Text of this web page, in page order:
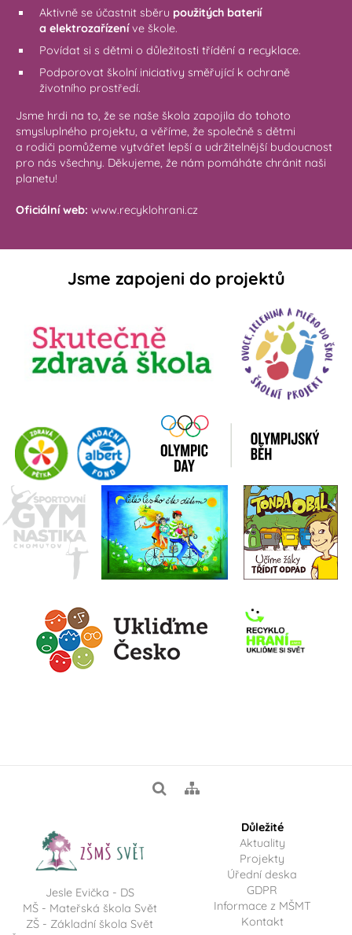
Aktivně se účastnit sběru použitých baterií
a elektrozařízeníve škole.
Povídat si s dětmi o důležitosti třídění a recyklace.
Podporovat školní iniciativy směřující k ochraně
životního prostředí.
Jsme hrdi na to, že se naše škola zapojila do tohoto
smysluplného projektu, a věříme, že společně s dětmi
a rodiči pomůžeme vytvářet lepší a udržitelnější budoucnost
pro nás všechny. Děkujeme, že nám pomáháte chránit naši
planetu!
Oficiální web: www.recyklohrani.cz
Jsme zapojeni do projektů
Jesle Evička - DS
MŠ - Mateřská škola Svět
ZŠ - Základní škola Svět
Důležité
Aktuality
Projekty
Úřední deska
GDPR
Informace z MŠMT
Kontakt